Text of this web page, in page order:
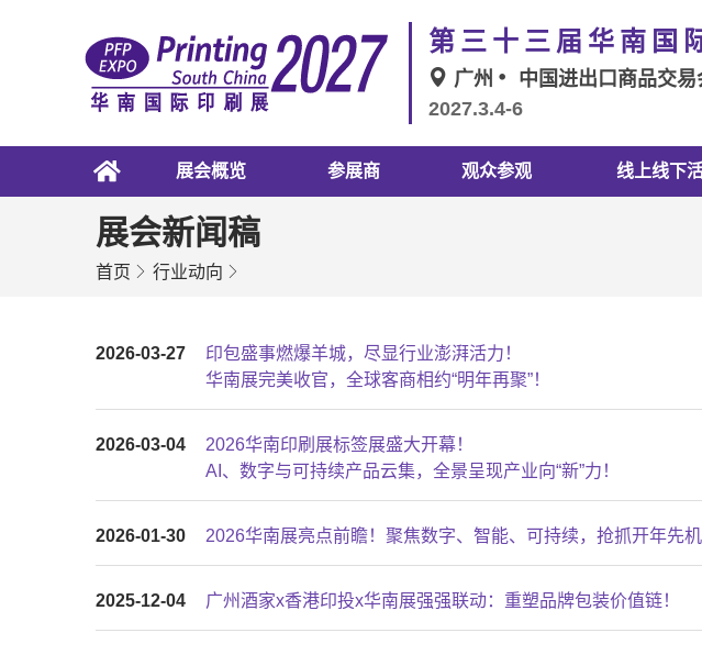
第三十三届华南国
广州 中国进出口商品交易
2027.3.4-6
展会概览 参展商 观众参观 线上线下
展会新闻稿
首页 行业动向
2026-03-27
印包盛事燃爆羊城，尽显行业澎湃活力！
华南展完美收官，全球客商相约“明年再聚”！
2026-03-04
2026华南印刷展标签展盛大开幕！
AI、数字与可持续产品云集，全景呈现产业向“新”力！
2026-01-30 2026华南展亮点前瞻！聚焦数字、智能、可持续，抢抓开年先机
2025-12-04 广州酒家x香港印投x华南展强强联动：重塑品牌包装价值链！